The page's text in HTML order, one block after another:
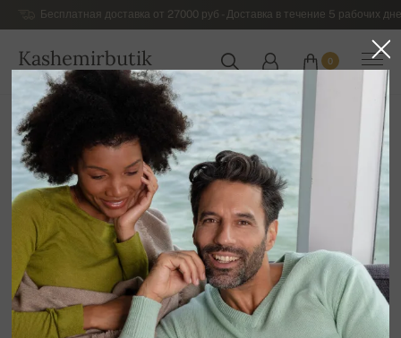
Бесплатная доставка от 27000 руб - Доставка в течение 5 рабочих
Kashemirbutik
РОССИЯ
0
Главная